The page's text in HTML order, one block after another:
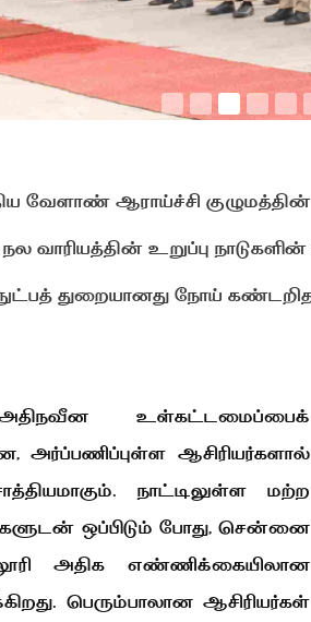
வேளாண் ஆராய்ச்சி குழுமத்தின்
வாரியத்தின் உறுப்பு
துறையானது நோய்
உள்கட்டமைப்பைக்
அர்ப்பணிப்புள்ள ஆசிரியர்களால்
நாட்டிலுள்ள மற்ற
ஒப்பிடும் போது, ​​சென்னை
அதிக எண்ணிக்கையிலான
பெரும்பாலான ஆசிரியர்கள்